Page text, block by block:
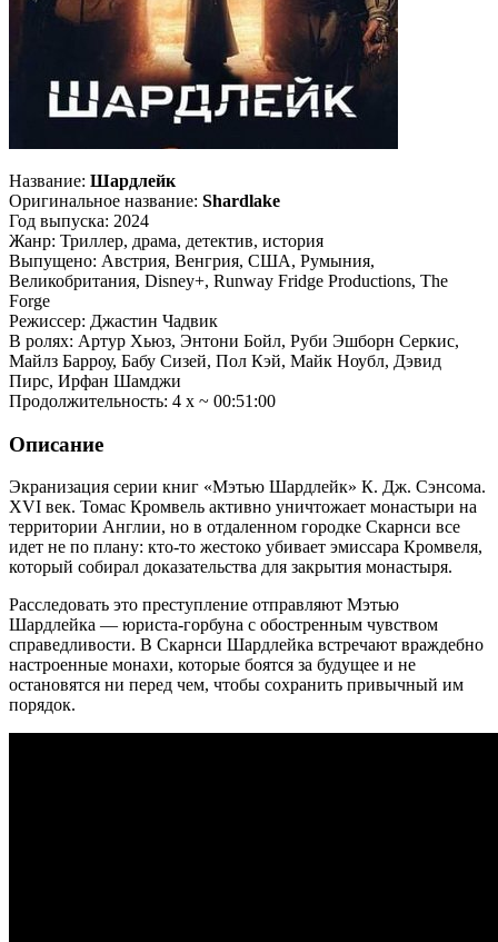
Название: Шардлейк
Оригинальное название: Shardlake
Год выпуска: 2024
Жанр: Триллер, драма, детектив, история
Выпущено: Австрия, Венгрия, США, Румыния,
Великобритания, Disney+, Runway Fridge Productions, The
Forge
Режиссер: Джастин Чадвик
В ролях: Артур Хьюз, Энтони Бойл, Руби Эшборн Серкис,
Майлз Барроу, Бабу Сизей, Пол Кэй, Майк Ноубл, Дэвид
Пирс, Ирфан Шамджи
Продолжительность: 4 x ~ 00:51:00
Описание
Экранизация серии книг «Мэтью Шардлейк» К. Дж. Сэнсома.
XVI век. Томас Кромвель активно уничтожает монастыри на
территории Англии, но в отдаленном городке Скарнси все
идет не по плану: кто-то жестоко убивает эмиссара Кромвеля,
который собирал доказательства для закрытия монастыря.
Расследовать это преступление отправляют Мэтью
Шардлейка — юриста-горбуна с обостренным чувством
справедливости. В Скарнси Шардлейка встречают враждебно
настроенные монахи, которые боятся за будущее и не
остановятся ни перед чем, чтобы сохранить привычный им
порядок.